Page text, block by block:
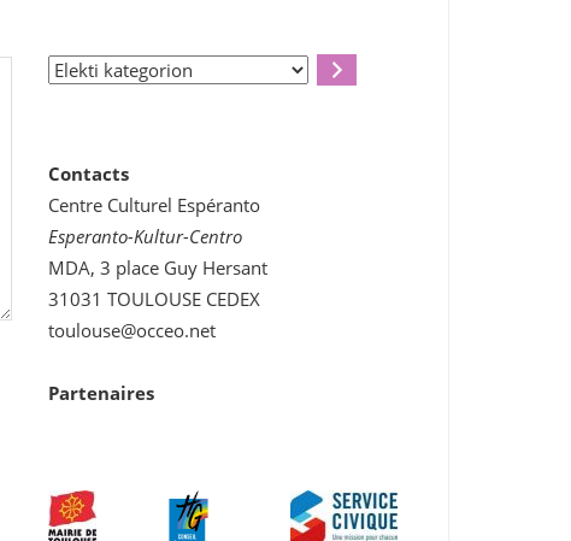
Elekti
Contacts
Centre Culturel Espéranto
Esperanto-Kultur-Centro
MDA, 3 place Guy Hersant
31031 TOULOUSE CEDEX
toulouse@occeo.net
Partenaires